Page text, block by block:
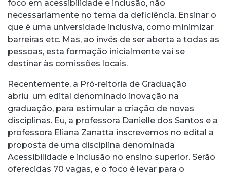
foco em acessibilidade e inclusão, não
necessariamente no tema da deficiência. Ensinar o
que é uma universidade inclusiva, como minimizar
barreiras etc. Mas, ao invés de ser aberta a todas as
pessoas, esta formação inicialmente vai se
destinar às comissões locais.
Recentemente, a Pró-reitoria de Graduação
abriu um edital denominado inovação na
graduação, para estimular a criação de novas
disciplinas. Eu, a professora Danielle dos Santos e a
professora Eliana Zanatta inscrevemos no edital a
proposta de uma disciplina denominada
Acessibilidade e inclusão no ensino superior. Serão
oferecidas 70 vagas, e o foco é levar para o